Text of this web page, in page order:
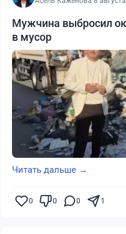
Мужчина выбросил
в мусор
Читать дальше →
0 0 0 1